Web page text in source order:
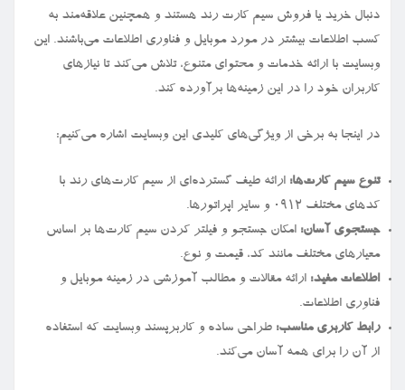
دنبال خرید یا فروش سیم کارت رند هستند و همچنین علاقه‌مند به
کسب اطلاعات بیشتر در مورد موبایل و فناوری اطلاعات می‌باشند. این
وبسایت با ارائه خدمات و محتوای متنوع، تلاش می‌کند تا نیازهای
کاربران خود را در این زمینه‌ها برآورده کند.
در اینجا به برخی از ویژگی‌های کلیدی این وبسایت اشاره می‌کنیم:
تنوع سیم کارت‌ها: ارائه طیف گسترده‌ای از سیم کارت‌های رند با
کدهای مختلف ۰۹۱۲ و سایر اپراتورها.
جستجوی آسان: امکان جستجو و فیلتر کردن سیم کارت‌ها بر اساس
معیارهای مختلف مانند کد، قیمت و نوع.
اطلاعات مفید: ارائه مقالات و مطالب آموزشی در زمینه موبایل و
فناوری اطلاعات.
رابط کاربری مناسب: طراحی ساده و کاربرپسند وبسایت که استفاده
از آن را برای همه آسان می‌کند.